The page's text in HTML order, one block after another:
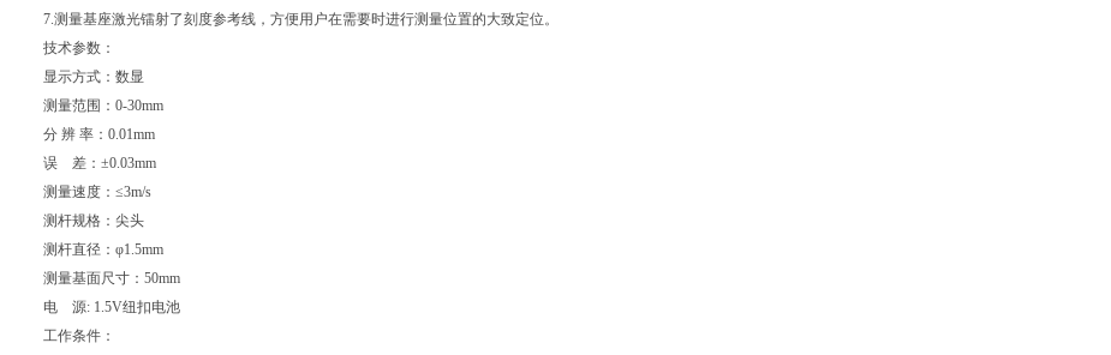
7.测量基座激光镭射了刻度参考线，方便用户在需要时进行测量位置的大致定位。
技术参数：
显示方式：数显
测量范围：0-30mm
分 辨 率：0.01mm
误 差：±0.03mm
测量速度：≤3m/s
测杆规格：尖头
测杆直径：φ1.5mm
测量基面尺寸：50mm
电 源: 1.5V纽扣电池
工作条件：